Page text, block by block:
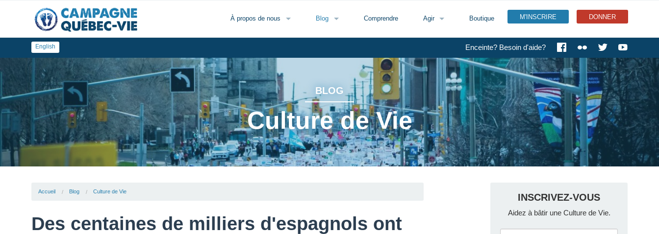
M'INSCRIRE DONNER
À propos de nous Blog Comprendre Agir Boutique
Enceinte? Besoin d'aide?
English
BLOG
Culture de Vie
Accueil Blog Culture de Vie
Des centaines de milliers d'espagnols ont
INSCRIVEZ-VOUS
Aidez à bâtir une Culture de Vie.